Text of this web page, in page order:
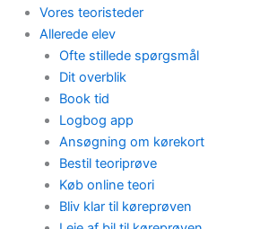
Vores teoristeder
Allerede elev
Ofte stillede spørgsmål
Dit overblik
Book tid
Logbog app
Ansøgning om kørekort
Bestil teoriprøve
Køb online teori
Bliv klar til køreprøven